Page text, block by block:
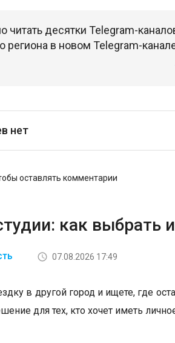
читать десятки Telegram-
региона в новом Telegram-
нет
оставлять комментарии
как выбрать
07.08.2026 17:49
в другой город и ищете, где
для тех, кто хочет иметь